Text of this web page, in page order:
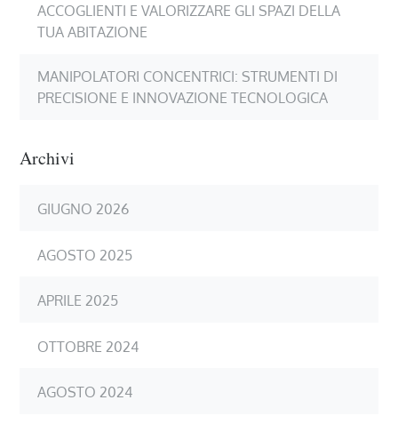
ACCOGLIENTI E VALORIZZARE GLI SPAZI DELLA
TUA ABITAZIONE
MANIPOLATORI CONCENTRICI: STRUMENTI DI
PRECISIONE E INNOVAZIONE TECNOLOGICA
Archivi
GIUGNO 2026
AGOSTO 2025
APRILE 2025
OTTOBRE 2024
AGOSTO 2024